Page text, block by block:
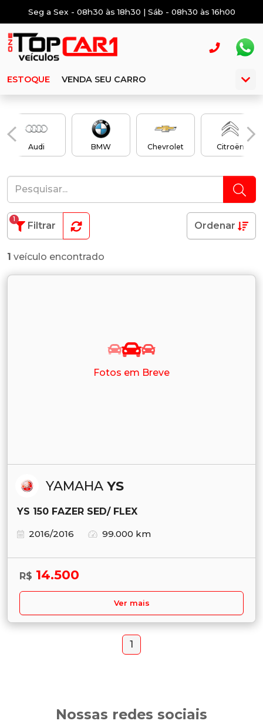
Seg a Sex - 08h30 às 18h30 | Sáb - 08h30 às 16h00
ESTOQUE VENDA SEU CARRO
Audi BMW Chevrolet Citroën
Filtrar
1
Ordenar
1 veículo encontrado
Fotos em Breve
YAMAHA YS
YS 150 FAZER SED/ FLEX
2016/2016
99.000 km
R$ 14.500
Ver mais
1
Nossas redes sociais